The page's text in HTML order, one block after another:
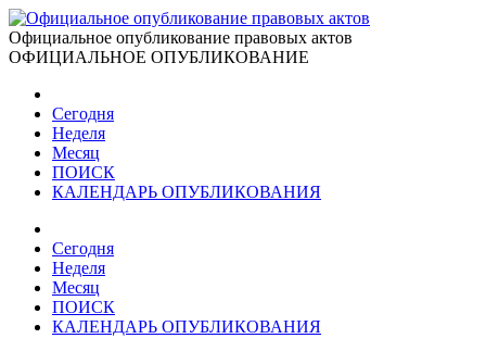
Официальное опубликование правовых актов
ОФИЦИАЛЬНОЕ ОПУБЛИКОВАНИЕ
Сегодня
Неделя
Месяц
ПОИСК
КАЛЕНДАРЬ ОПУБЛИКОВАНИЯ
Сегодня
Неделя
Месяц
ПОИСК
КАЛЕНДАРЬ ОПУБЛИКОВАНИЯ